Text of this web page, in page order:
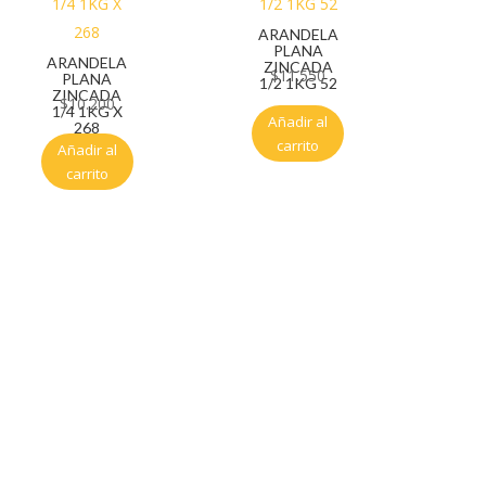
ARANDELA
PLANA
ZINCADA
1/4 1KG X
268
$10.200
Añadir al
carrito
ARANDELA
PLANA
ZINCADA
1/2 1KG 52
$11.550
Añadir al
carrito